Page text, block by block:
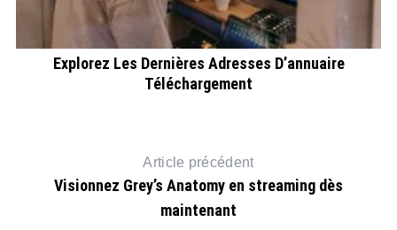
Explorez Les Dernières Adresses D’annuaire
Téléchargement
Article précédent
Visionnez Grey’s Anatomy en streaming dès
maintenant